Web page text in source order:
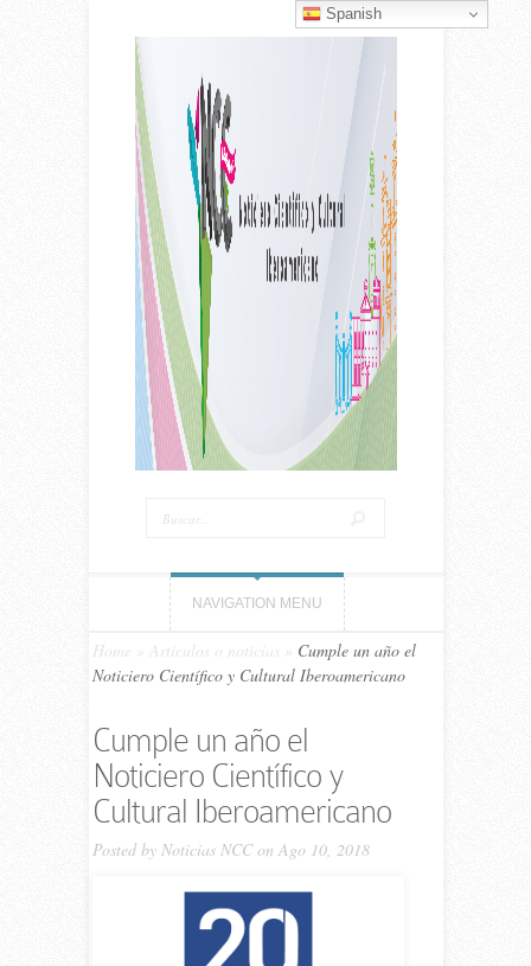
NAVIGATION MENU
Home Artículos o noticias
Cumple un año el
Noticiero Científico y Cultural Iberoamericano
Cumple un año el
Noticiero Científico y
Cultural Iberoamericano
Posted by Noticias NCCon Ago 10, 2018
Spanish